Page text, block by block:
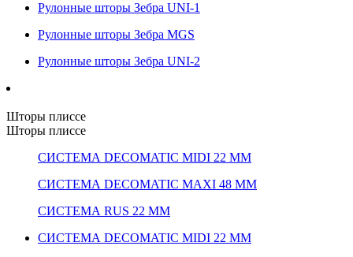
Рулонные шторы Зебра UNI-1
Рулонные шторы Зебра MGS
Рулонные шторы Зебра UNI-2
Шторы плиссе
Шторы плиссе
СИСТЕМА DECOMATIC MIDI 22 ММ
СИСТЕМА DECOMATIC MAXI 48 ММ
СИСТЕМА RUS 22 ММ
СИСТЕМА DECOMATIC MIDI 22 ММ